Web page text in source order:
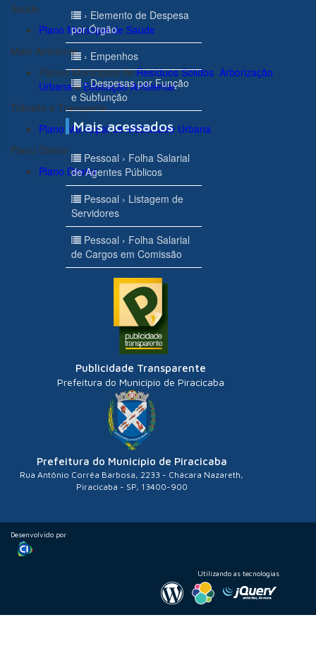
Saúde
Plano Municipal de Saúde
Meio Ambiente
Planos Municipais deResíduos Sólidos Arborização
Urbanae Educação Ambiental
Trânsito e Transporte
Plano Municipal de Mobilidade Urbana
Plano Diretor
Plano Diretor
› Elemento de Despesa
por Órgão
› Empenhos
› Despesas por Função
e Subfunção
Mais acessados
Pessoal › Folha Salarial
de Agentes Públicos
Pessoal › Listagem de
Servidores
Pessoal › Folha Salarial
de Cargos em Comissão
Publicidade Transparente
Prefeitura do Município de Piracicaba
Prefeitura do Município de Piracicaba
Rua Antônio Corrêa Barbosa, 2233 - Chácara Nazareth,
Piracicaba - SP, 13400-900
Desenvolvido por
Utilizando as tecnologias